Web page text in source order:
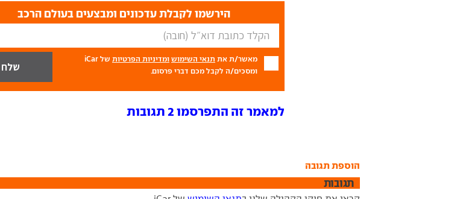
הירשמו לקבלת עדכונים ומבצעים בעולם הרכב
מאשר/ת את תנאי השימוש ומדיניות הפרטיות
של iCar
ומסכים/ה לקבל מכם דברי פרסום.
למאמר זה התפרסמו 2 תגובות
הוספת תגובה
תגובות